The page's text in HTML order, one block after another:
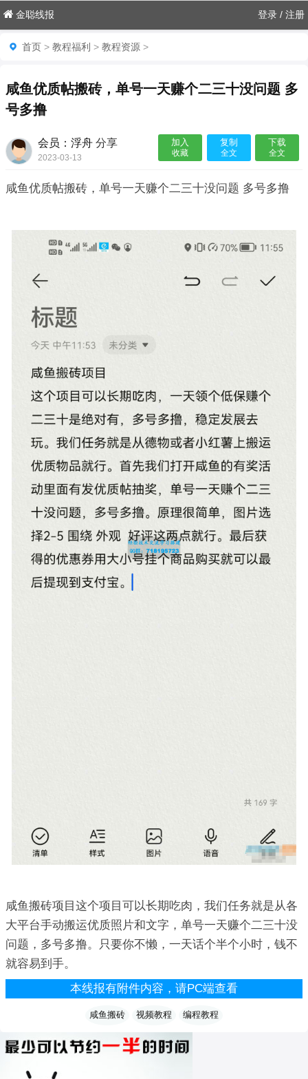
金聪线报 登录 / 注册
首页 > 教程福利 > 教程资源 >
咸鱼优质帖搬砖，单号一天赚个二三十没问题 多
号多撸
会员：浮舟分享
2023-03-13
加入
收藏
复制
全文
下载
全文
咸鱼优质帖搬砖，单号一天赚个二三十没问题 多号多撸
咸鱼搬砖项目这个项目可以长期吃肉，我们任务就是从各
大平台手动搬运优质照片和文字，单号一天赚个二三十没
问题，多号多撸。只要你不懒，一天话个半个小时，钱不
就容易到手。
本线报有附件内容，请PC端查看
咸鱼搬砖 视频教程 编程教程